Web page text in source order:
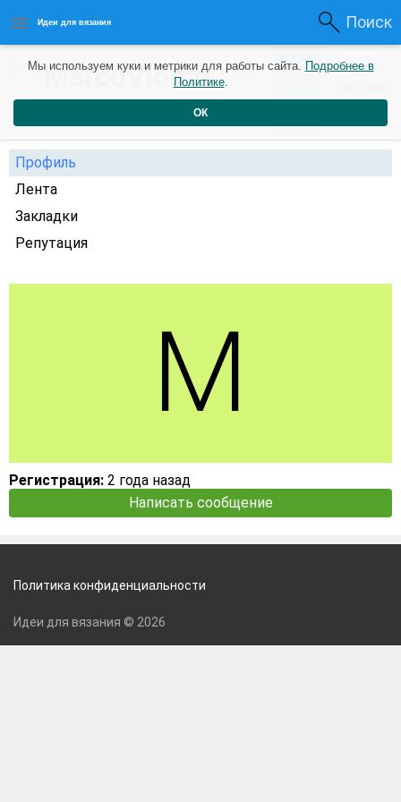
Идеи для вязания Поиск
MarcoViomo2 года 0 0
Профиль
Лента
Закладки
Репутация
Регистрация: 2 года назад
Написать сообщение
Мы используем куки и метрики для работы сайта. Подробнее в
Политике.
ОК
Политика конфиденциальности
Идеи для вязания © 2026